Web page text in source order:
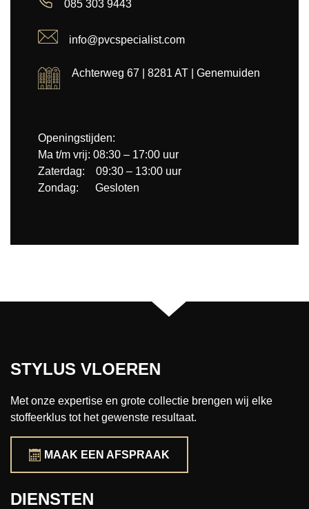
085 303 9443
info@pvcspecialist.com
Achterweg 67 | 8281 AT | Genemuiden
Openingstijden:
Ma t/m vrij: 08:30 – 17:00 uur
Zaterdag: 09:30 – 13:00 uur
Zondag: Gesloten
STYLUS VLOEREN
Met onze expertise en grote collectie brengen wij elke
stoffeerklus tot het gewenste resultaat.
MAAK EEN AFSPRAAK
DIENSTEN